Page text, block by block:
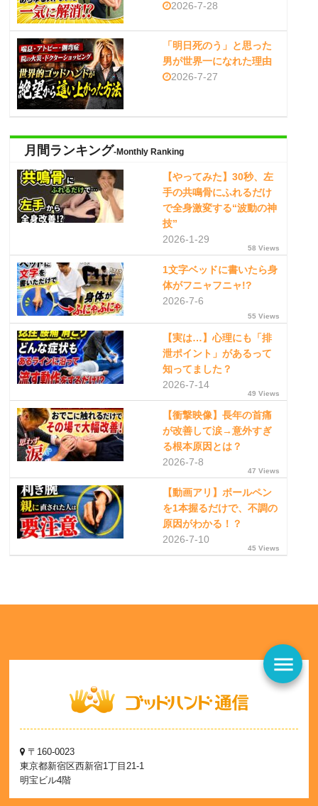
2026-7-28
「明日死のう」と思った
男が世界一になれた理由
2026-7-27
月間ランキング-Monthly Ranking
【やってみた】30秒、左
手の共鳴骨にふれるだけ
で全身激変する“波動の神
技”
2026-1-29
58 Views
1文字ベッドに書いたら身
体がフニャフニャ!?
2026-7-6
55 Views
【実は…】心理にも「排
泄ポイント」があるって
知ってました？
2026-7-14
49 Views
【衝撃映像】長年の首痛
が改善して涙→意外すぎ
る根本原因とは？
2026-7-8
47 Views
【動画アリ】ボールペン
を1本握るだけで、不調の
原因がわかる！？
2026-7-10
45 Views
menu
〒160-0023
東京都新宿区西新宿1丁目21-1
明宝ビル4階